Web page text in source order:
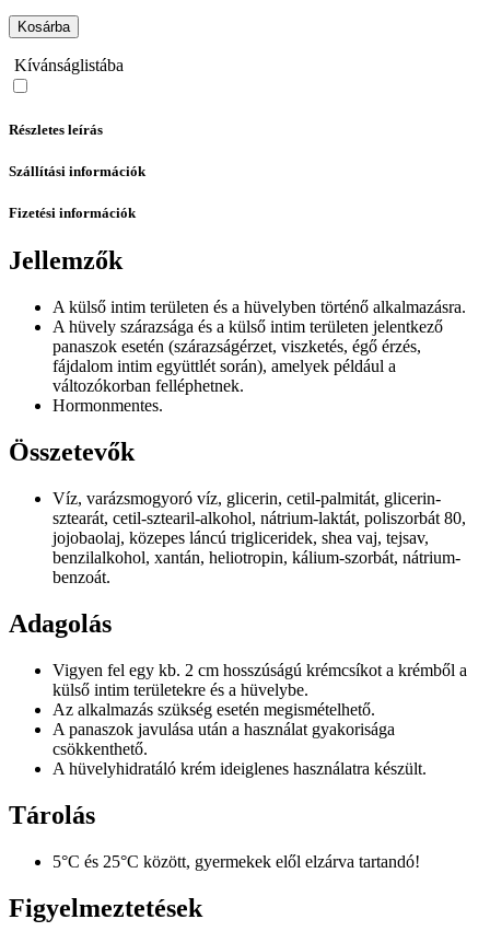
Kosárba
Kívánságlistába
Részletes leírás
Szállítási információk
Fizetési információk
Jellemzők
A külső intim területen és a hüvelyben történő alkalmazásra.
A hüvely szárazsága és a külső intim területen jelentkező
panaszok esetén (szárazságérzet, viszketés, égő érzés,
fájdalom intim együttlét során), amelyek például a
változókorban felléphetnek.
Hormonmentes.
Összetevők
Víz, varázsmogyoró víz, glicerin, cetil-palmitát, glicerin-
sztearát, cetil-sztearil-alkohol, nátrium-laktát, poliszorbát 80,
jojobaolaj, közepes láncú trigliceridek, shea vaj, tejsav,
benzilalkohol, xantán, heliotropin, kálium-szorbát, nátrium-
benzoát.
Adagolás
Vigyen fel egy kb. 2 cm hosszúságú krémcsíkot a krémből a
külső intim területekre és a hüvelybe.
Az alkalmazás szükség esetén megismételhető.
A panaszok javulása után a használat gyakorisága
csökkenthető.
A hüvelyhidratáló krém ideiglenes használatra készült.
Tárolás
5°C és 25°C között, gyermekek elől elzárva tartandó!
Figyelmeztetések